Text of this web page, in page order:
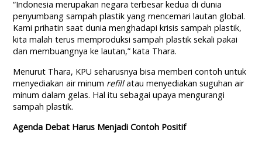
“Indonesia merupakan negara terbesar kedua di dunia
penyumbang sampah plastik yang mencemari lautan global.
Kami prihatin saat dunia menghadapi krisis sampah plastik,
kita malah terus memproduksi sampah plastik sekali pakai
dan membuangnya ke lautan,” kata Thara.
Menurut Thara, KPU seharusnya bisa memberi contoh untuk
menyediakan air minum refillatau menyediakan suguhan air
minum dalam gelas. Hal itu sebagai upaya mengurangi
sampah plastik.
Agenda Debat Harus Menjadi Contoh Positif